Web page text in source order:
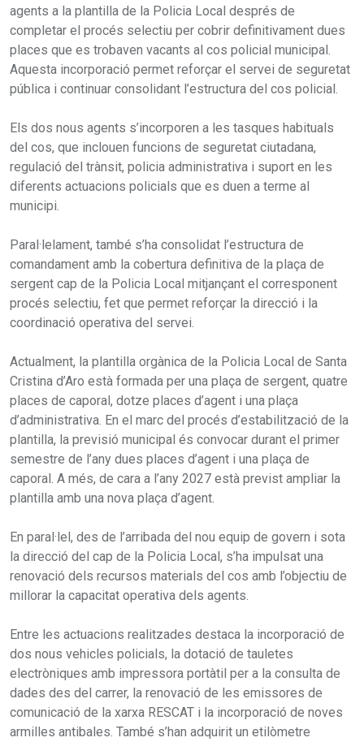
agents a la plantilla de la Policia Local després de
completar el procés selectiu per cobrir definitivament dues
places que es trobaven vacants al cos policial municipal.
Aquesta incorporació permet reforçar el servei de seguretat
pública i continuar consolidant l’estructura del cos policial.
Els dos nous agents s’incorporen a les tasques habituals
del cos, que inclouen funcions de seguretat ciutadana,
regulació del trànsit, policia administrativa i suport en les
diferents actuacions policials que es duen a terme al
municipi.
Paral·lelament, també s’ha consolidat l’estructura de
comandament amb la cobertura definitiva de la plaça de
sergent cap de la Policia Local mitjançant el corresponent
procés selectiu, fet que permet reforçar la direcció i la
coordinació operativa del servei.
Actualment, la plantilla orgànica de la Policia Local de Santa
Cristina d’Aro està formada per una plaça de sergent, quatre
places de caporal, dotze places d’agent i una plaça
d’administrativa. En el marc del procés d’estabilització de la
plantilla, la previsió municipal és convocar durant el primer
semestre de l’any dues places d’agent i una plaça de
caporal. A més, de cara a l’any 2027 està previst ampliar la
plantilla amb una nova plaça d’agent.
En paral·lel, des de l’arribada del nou equip de govern i sota
la direcció del cap de la Policia Local, s’ha impulsat una
renovació dels recursos materials del cos amb l’objectiu de
millorar la capacitat operativa dels agents.
Entre les actuacions realitzades destaca la incorporació de
dos nous vehicles policials, la dotació de tauletes
electròniques amb impressora portàtil per a la consulta de
dades des del carrer, la renovació de les emissores de
comunicació de la xarxa RESCAT i la incorporació de noves
armilles antibales. També s’han adquirit un etilòmetre